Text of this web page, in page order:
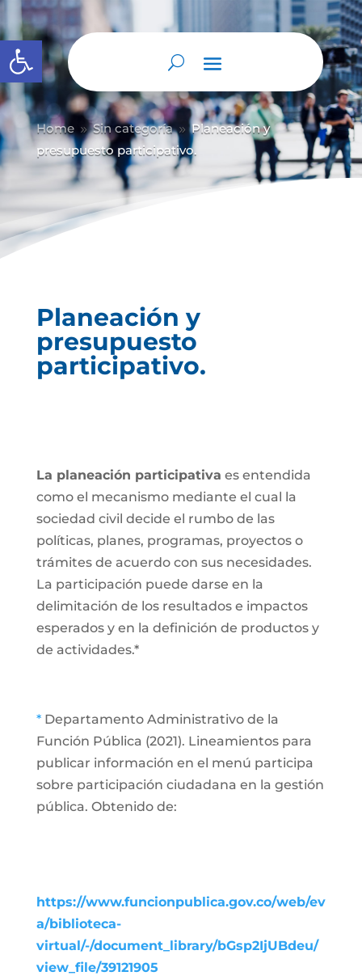
Abrir barra de herramientas
Home 9 Sin categoría 9 Planeación y
presupuesto participativo.
Planeación y
presupuesto
participativo.
La planeación participativa es entendida
como el mecanismo mediante el cual la
sociedad civil decide el rumbo de las
políticas, planes, programas, proyectos o
trámites de acuerdo con sus necesidades.
La participación puede darse en la
delimitación de los resultados e impactos
esperados y en la definición de productos y
de actividades.*
* Departamento Administrativo de la
Función Pública (2021). Lineamientos para
publicar información en el menú participa
sobre participación ciudadana en la gestión
pública. Obtenido de:
https://www.funcionpublica.gov.co/web/ev
a/biblioteca-
virtual/-/document_library/bGsp2IjUBdeu/
view_file/39121905